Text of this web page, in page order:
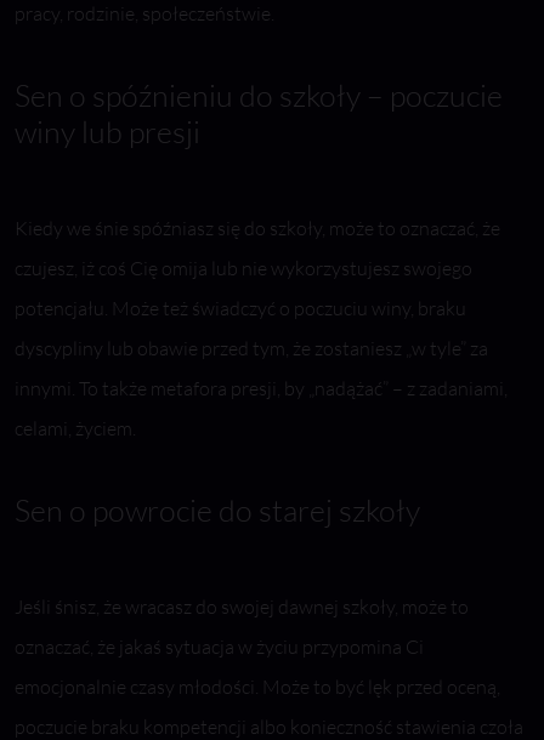
pracy, rodzinie, społeczeństwie.
Sen o spóźnieniu do szkoły – poczucie
winy lub presji
Kiedy we śnie spóźniasz się do szkoły, może to oznaczać, że
czujesz, iż coś Cię omija lub nie wykorzystujesz swojego
potencjału. Może też świadczyć o poczuciu winy, braku
dyscypliny lub obawie przed tym, że zostaniesz „w tyle” za
innymi. To także metafora presji, by „nadążać” – z zadaniami,
celami, życiem.
Sen o powrocie do starej szkoły
Jeśli śnisz, że wracasz do swojej dawnej szkoły, może to
oznaczać, że jakaś sytuacja w życiu przypomina Ci
emocjonalnie czasy młodości. Może to być lęk przed oceną,
poczucie braku kompetencji albo konieczność stawienia czoła